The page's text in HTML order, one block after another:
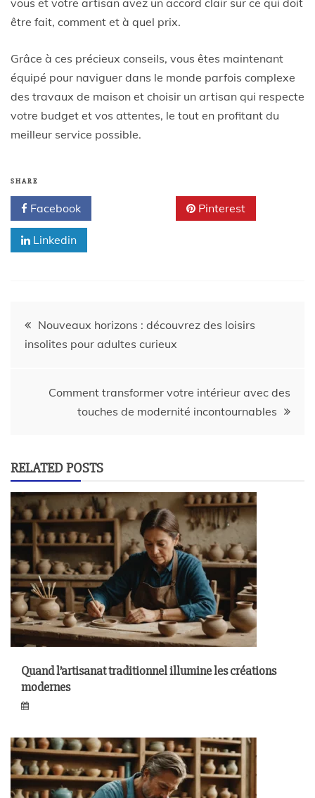
vous et votre artisan avez un accord clair sur ce qui doit
être fait, comment et à quel prix.
Grâce à ces précieux conseils, vous êtes maintenant
équipé pour naviguer dans le monde parfois complexe
des travaux de maison et choisir un artisan qui respecte
votre budget et vos attentes, le tout en profitant du
meilleur service possible.
SHARE
Facebook Pinterest
Linkedin
Nouveaux horizons : découvrez des loisirs
insolites pour adultes curieux
Comment transformer votre intérieur avec des
touches de modernité incontournables
RELATED POSTS
Quand l’artisanat traditionnel illumine les créations
modernes